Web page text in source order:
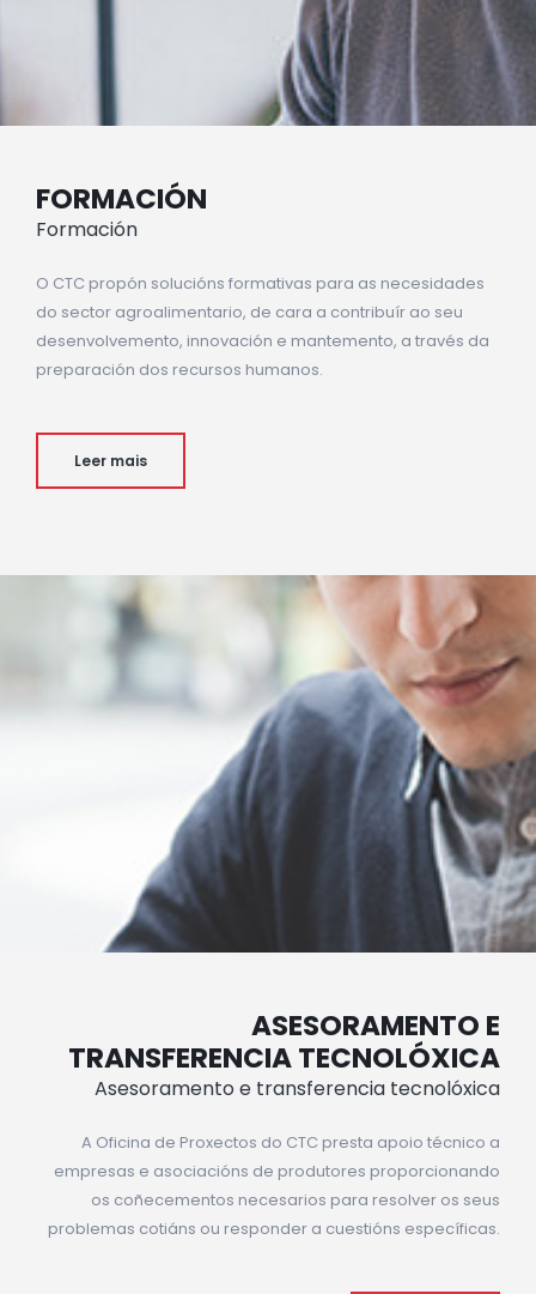
FORMACIÓN
Formación
O CTC propón solucións formativas para as necesidades
do sector agroalimentario, de cara a contribuír ao seu
desenvolvemento, innovación e mantemento, a través da
preparación dos recursos humanos.
Leer mais
ASESORAMENTO E
TRANSFERENCIA TECNOLÓXICA
Asesoramento e transferencia tecnolóxica
A Oficina de Proxectos do CTC presta apoio técnico a
empresas e asociacións de produtores proporcionando
os coñecementos necesarios para resolver os seus
problemas cotiáns ou responder a cuestións específicas.